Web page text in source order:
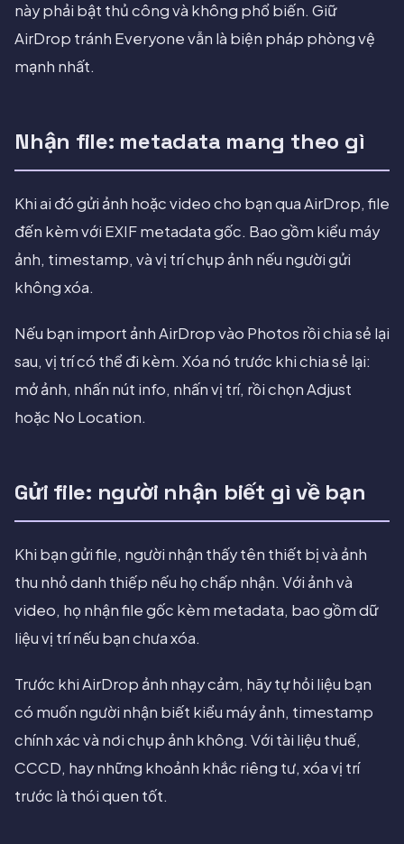
này phải bật thủ công và không phổ biến. Giữ
AirDrop tránh Everyone vẫn là biện pháp phòng vệ
mạnh nhất.
Nhận file: metadata mang theo gì
Khi ai đó gửi ảnh hoặc video cho bạn qua AirDrop, file
đến kèm với EXIF metadata gốc. Bao gồm kiểu máy
ảnh, timestamp, và vị trí chụp ảnh nếu người gửi
không xóa.
Nếu bạn import ảnh AirDrop vào Photos rồi chia sẻ lại
sau, vị trí có thể đi kèm. Xóa nó trước khi chia sẻ lại:
mở ảnh, nhấn nút info, nhấn vị trí, rồi chọn Adjust
hoặc No Location.
Gửi file: người nhận biết gì về bạn
Khi bạn gửi file, người nhận thấy tên thiết bị và ảnh
thu nhỏ danh thiếp nếu họ chấp nhận. Với ảnh và
video, họ nhận file gốc kèm metadata, bao gồm dữ
liệu vị trí nếu bạn chưa xóa.
Trước khi AirDrop ảnh nhạy cảm, hãy tự hỏi liệu bạn
có muốn người nhận biết kiểu máy ảnh, timestamp
chính xác và nơi chụp ảnh không. Với tài liệu thuế,
CCCD, hay những khoảnh khắc riêng tư, xóa vị trí
trước là thói quen tốt.